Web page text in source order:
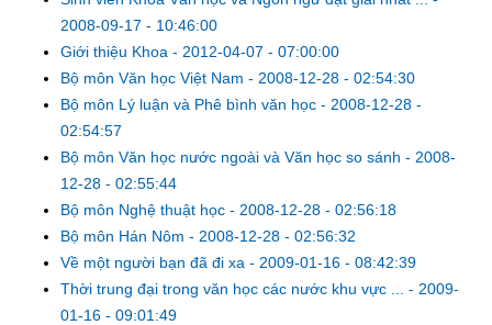
2008-09-17 - 10:46:00
Giới thiệu Khoa - 2012-04-07 - 07:00:00
Bộ môn Văn học Việt Nam - 2008-12-28 - 02:54:30
Bộ môn Lý luận và Phê bình văn học - 2008-12-28 -
02:54:57
Bộ môn Văn học nước ngoài và Văn học so sánh - 2008-
12-28 - 02:55:44
Bộ môn Nghệ thuật học - 2008-12-28 - 02:56:18
Bộ môn Hán Nôm - 2008-12-28 - 02:56:32
Về một người bạn đã đi xa - 2009-01-16 - 08:42:39
Thời trung đại trong văn học các nước khu vực ... - 2009-
01-16 - 09:01:49